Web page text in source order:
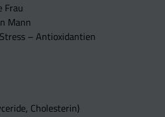
Frau
Mann
– Antioxidantien
Cholesterin)